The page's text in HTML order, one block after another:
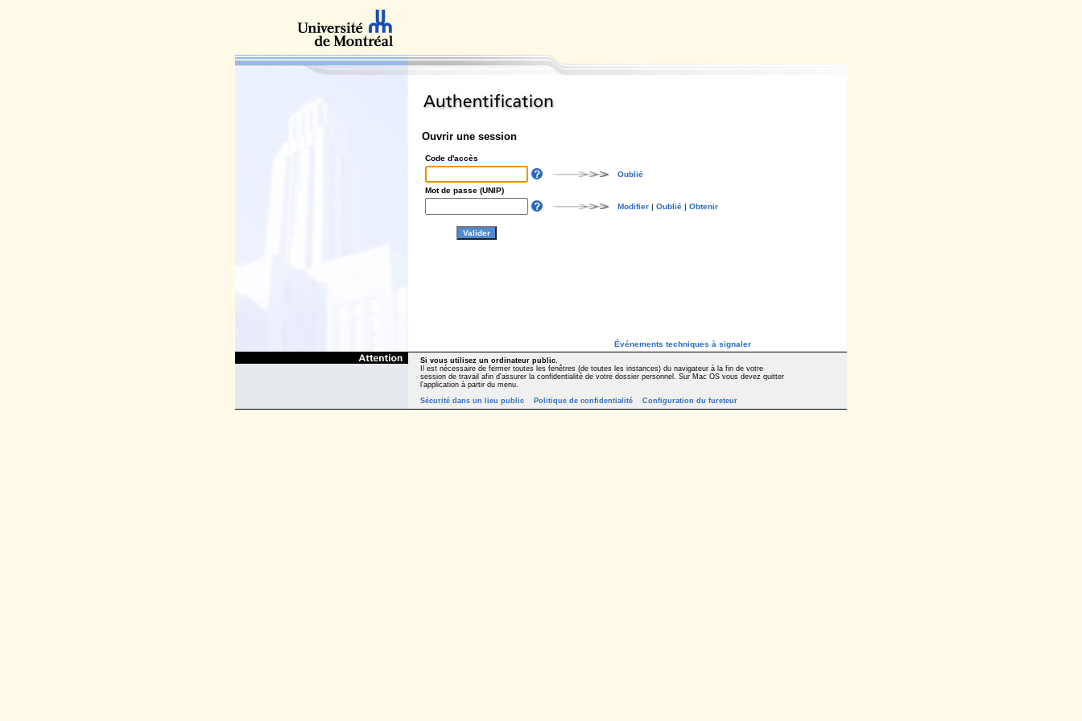
Ouvrir une session
Code d'accès
Oublié
Mot de passe (UNIP)
Modifier | Oublié | Obtenir
Événements techniques à signaler
Si vous utilisez un ordinateur public,
Il est nécessaire de fermer toutes les fenêtres (de toutes les instances) du navigateur à la fin de votre
session de travail afin d'assurer la confidentialité de votre dossier personnel. Sur Mac OS vous devez quitter
l'application à partir du menu.
Sécurité dans un lieu public
Politique de confidentialité Configuration du fureteur